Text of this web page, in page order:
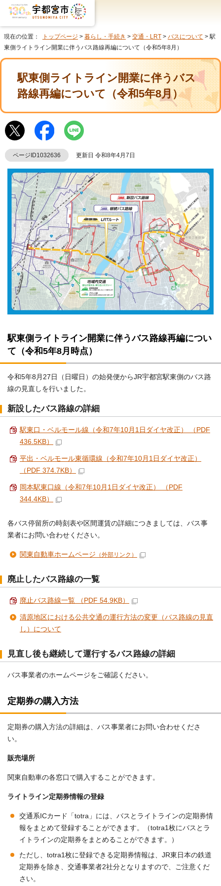
現在の位置： トップページ > 暮らし・手続き > 交通・LRT > バスについて > 駅
東側ライトライン開業に伴うバス路線再編について（令和5年8月）
駅東側ライトライン開業に伴うバス
路線再編について（令和5年8月）
ページID1032636 更新日 令和8年4月7日
駅東側ライトライン開業に伴うバス路線再編につい
て（令和5年8月時点）
令和5年8月27日（日曜日）の始発便からJR宇都宮駅東側のバス路
線の見直しを行いました。
新設したバス路線の詳細
駅東口・ベルモール線（令和7年10月1日ダイヤ改正） （PDF
436.5KB）
平出・ベルモール東循環線（令和7年10月1日ダイヤ改正）
（PDF 374.7KB）
岡本駅東口線（令和7年10月1日ダイヤ改正） （PDF
344.4KB）
各バス停留所の時刻表や区間運賃の詳細につきましては、バス事
業者にお問い合わせください。
関東自動車ホームページ （外部リンク）
廃止したバス路線の一覧
廃止バス路線一覧 （PDF 54.9KB）
清原地区における公共交通の運行方法の変更（バス路線の見直
し）について
見直し後も継続して運行するバス路線の詳細
バス事業者のホームページをご確認ください。
定期券の購入方法
定期券の購入方法の詳細は、バス事業者にお問い合わせくださ
い。
販売場所
関東自動車の各窓口で購入することができます。
ライトライン定期券情報の登録
交通系ICカード「totra」には、バスとライトラインの定期券情
報をまとめて登録することができます。（totra1枚にバスとラ
イトラインの定期券をまとめることができます。）
ただし、totra1枚に登録できる定期券情報は、JR東日本の鉄道
定期券を除き、交通事業者2社分となりますので、ご注意くだ
さい。